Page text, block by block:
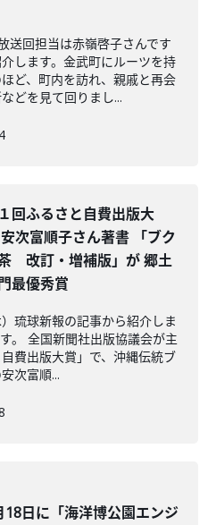
送回担当は赤嶺啓子さんです
します。金武町にルーツを持
ど、町内を訪れ、親戚と再会
どを見て回りまし...
１回ふるさと自費出版大
次富順子さん著書 「ブク
改訂・増補版」が 郷土
最優秀賞
琉球新報の記事から紹介しま
。 全国新聞社出版協議会が主
費出版大賞」で、沖縄伝統ブ
次富順...
18日に「海洋博公園エンジ